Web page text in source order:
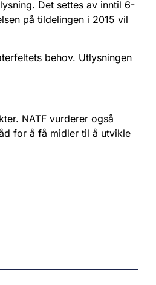
Det settes av inntil 6-
på tildelingen i 2015 vil
behov. Utlysningen
NATF vurderer også
for å få midler til å utvikle